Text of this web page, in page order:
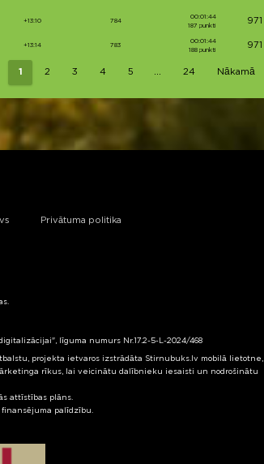
+13:10 784
00:01:44
187 punkti
971
+13:14 783
00:01:44
188 punkti
971
1 2 3 4 5 24 Nākamā
Privātuma politika
līguma numurs Nr.17.2-5-L-2024/468
projekta ietvaros izstrādāta Stirnubuks.lv mobilā lietotne,
rīkus, lai veicinātu dalībnieku iesaisti un nodrošinātu
attīstības plāns.
palīdzību.